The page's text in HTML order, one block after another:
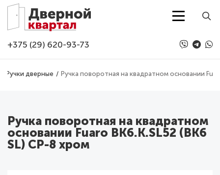
Перейти к основному содержанию
+375 (29) 620-93-73
Ручки дверные Ручка поворотная на квадратном основании
Ручка поворотная на квадратном
основании Fuaro BK6.K.SL52 (BK6
SL) CP-8 хром